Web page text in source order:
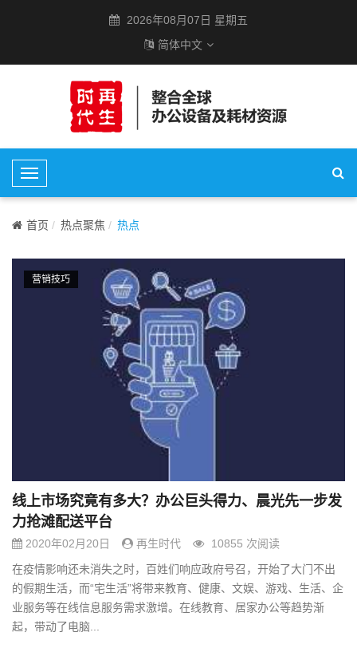
2026年08月07日 星期五
简体中文
T
o
g
e
N
首页 热点聚焦 热点
营销技巧
线上市场究竟有多大？办公巨头得力、晨光先一步发
力抢滩配送平台
2020年02月20日 再生时代
10855 次阅读
在疫情影响还未消失之时，百姓们响应政府号召，开始了大门不出
的假期生活，而“宅生活”将带来教育、健康、文娱、游戏、生活、企
业服务等在线信息服务需求激增。在线教育、居家办公等趋势渐
起，带动了电脑...